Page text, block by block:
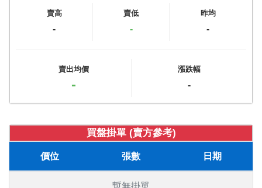
賣高
-
賣低
-
昨均
-
賣出均價
-
漲跌幅
-
買盤掛單 (賣方參考)
價位 張數 日期
暫無掛單